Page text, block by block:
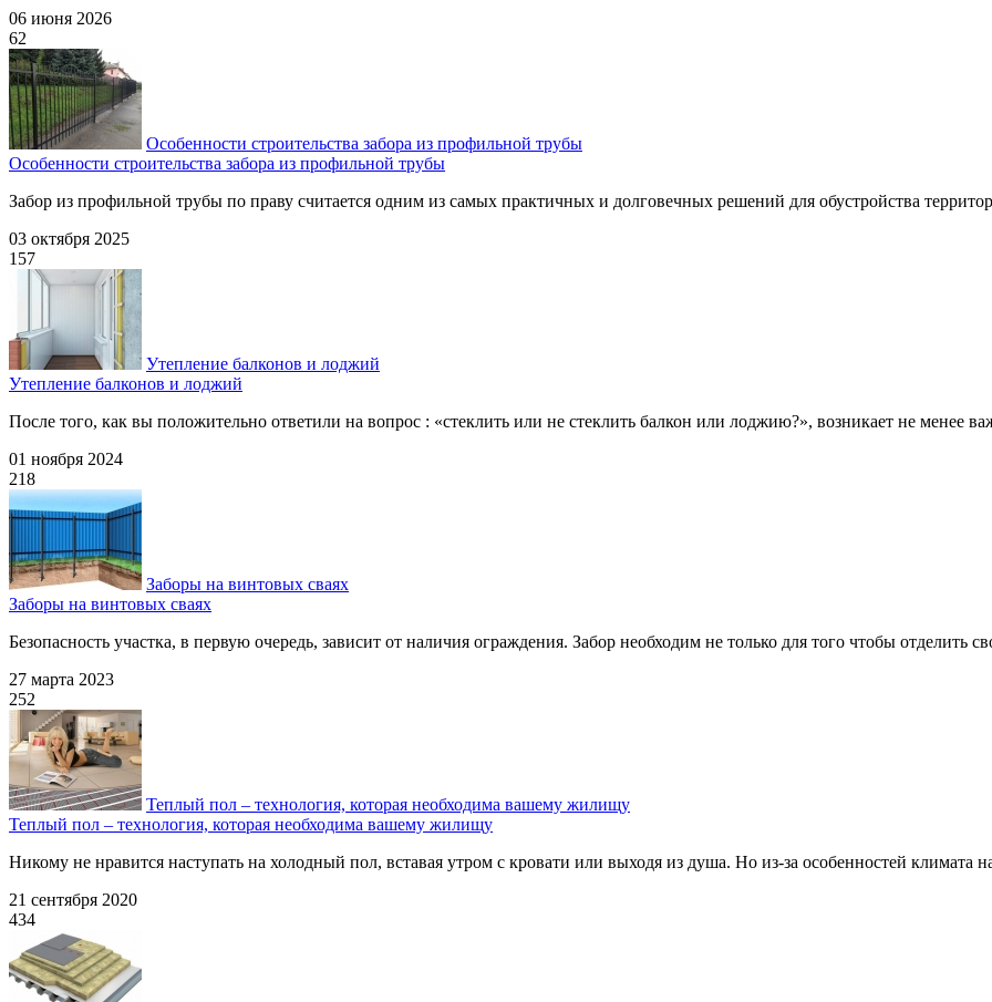
06 июня 2026
62
Особенности строительства забора из профильной трубы
Особенности строительства забора из профильной трубы
Забор из профильной трубы по праву считается одним из самых практичных и долговечных решений для обустройства
03 октября 2025
157
Утепление балконов и лоджий
Утепление балконов и лоджий
После того, как вы положительно ответили на вопрос : «стеклить или не стеклить балкон или лоджию?», возникает не менее
01 ноября 2024
218
Заборы на винтовых сваях
Заборы на винтовых сваях
Безопасность участка, в первую очередь, зависит от наличия ограждения. Забор необходим не только для того чтобы отделить
27 марта 2023
252
Теплый пол – технология, которая необходима вашему жилищу
Теплый пол – технология, которая необходима вашему жилищу
Никому не нравится наступать на холодный пол, вставая утром с кровати или выходя из душа. Но из-за особенностей климата
21 сентября 2020
434